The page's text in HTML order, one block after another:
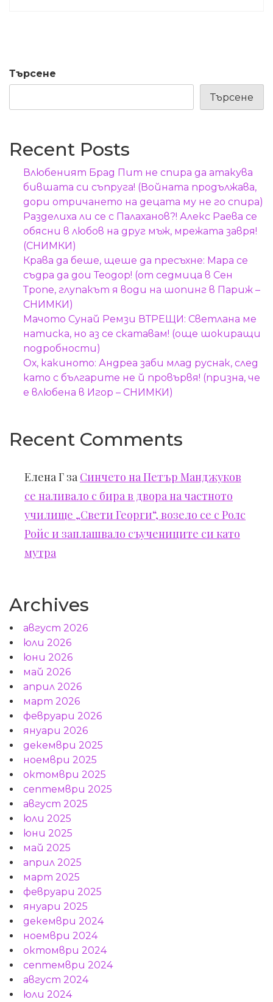
Търсене
Търсене
Recent Posts
Влюбеният Брад Пит не спира да атакува
бившата си съпруга! (Войната продължава,
дори отричането на децата му не го спира)
Разделиха ли се с Палаханов?! Алекс Раева се
обясни в любов на друг мъж, мрежата завря!
(СНИМКИ)
Крава да беше, щеше да пресъхне: Мара се
съдра да дои Теодор! (от седмица в Сен
Тропе, глупакът я води на шопинг в Париж –
СНИМКИ)
Мачото Сунай Ремзи ВТРЕЩИ: Светлана ме
натиска, но аз се скатавам! (още шокиращи
подробности)
Ох, какиното: Андреа заби млад руснак, след
като с българите не й провървя! (призна, че
е влюбена в Игор – СНИМКИ)
Recent Comments
Елена Г за Синчето на Петър Манджуков
се наливало с бира в двора на частното
училище „Свети Георги“, возело се с Ролс
Ройс и заплашвало съучениците си като
мутра
Archives
август 2026
юли 2026
юни 2026
май 2026
април 2026
март 2026
февруари 2026
януари 2026
декември 2025
ноември 2025
октомври 2025
септември 2025
август 2025
юли 2025
юни 2025
май 2025
април 2025
март 2025
февруари 2025
януари 2025
декември 2024
ноември 2024
октомври 2024
септември 2024
август 2024
юли 2024